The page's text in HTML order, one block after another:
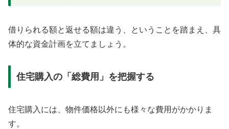
借りられる額と返せる額は違う、ということを踏まえ、具
体的な資金計画を立てましょう。
住宅購入の「総費用」を把握する
住宅購入には、物件価格以外にも様々な費用がかかりま
す。